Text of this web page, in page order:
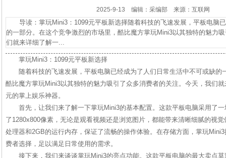
2025-9-13 编辑：采编部 来源：互联网
导读：掌玩Mini3：1099元平板新选择随着科技的飞速发展，平板电脑
的一部分。在这个竞争激烈的市场里，酷比魔方掌玩Mini3以其独特的魅力
们就来详细了解一...
掌玩Mini3：1099元平板新选择
随着科技的飞速发展，平板电脑已经成为了人们日常生活中不可或缺的
酷比魔方掌玩Mini3以其独特的魅力吸引了众多消费者的关注。今天，我们
元的掌上娱乐神器。
首先，让我们来了解一下掌玩Mini3的基本配置。这款平板电脑采用了
了1280x800像素，无论是观看视频还是浏览图片，都能带来清晰细腻的视
处理器和2GB的运行内存，保证了流畅的操作体验。在存储方面，掌玩
费者选择，足以满足日常使用的需求。
接下来，我们来谈谈掌玩Mini3的亮点功能。这款平板电脑的最大卖点